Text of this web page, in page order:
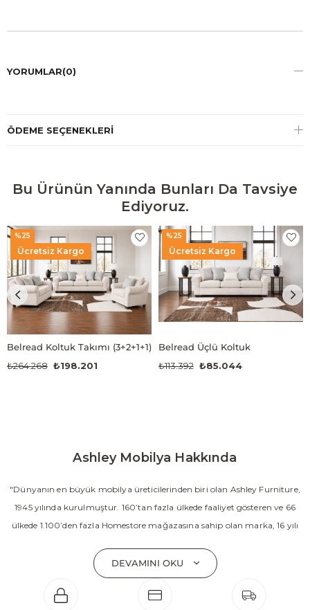
YORUMLAR(0)
ÖDEME SEÇENEKLERI
Bu Ürünün Yanında Bunları Da Tavsiye
Ediyoruz.
Belread Koltuk Takımı (3+2+1+1)
₺198.201
₺264.268
Ücretsiz Kargo
%25
Belread Üçlü Koltuk
₺85.044
₺113.392
Ücretsiz Kargo
%25
Ashley Mobilya Hakkında
"Dünyanın en büyük mobilya üreticilerinden biri olan Ashley Furniture,
1945 yılında kurulmuştur. 160’tan fazla ülkede faaliyet gösteren ve 66
ülkede 1.100’den fazla Homestore mağazasına sahip olan marka, 16 yılı
yatak odası, oturma odası, yemek odası, home ofis ve ev dekorasyon
aksesuarları dahil olmak üzere 20’den fazla ürün kategorisinde geniş bir
koleksiyon sunmaktadır. Sabit ve hareketli koltuklar, yataklar, bahçe
DEVAMINI OKU